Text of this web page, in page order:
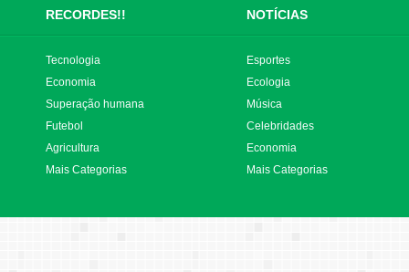
RECORDES!! NOTÍCIAS
Tecnologia
Economia
Superação humana
Futebol
Agricultura
Mais Categorias
Esportes
Ecologia
Música
Celebridades
Economia
Mais Categorias